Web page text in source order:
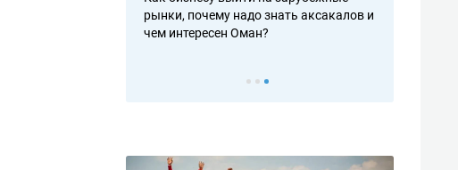
рынки, почему надо знать аксакалов и
чем интересен Оман?